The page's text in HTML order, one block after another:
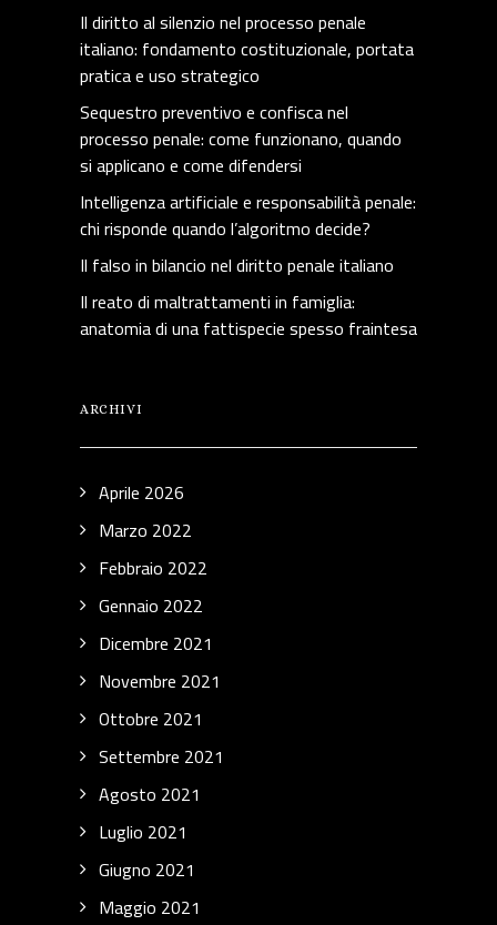
Il diritto al silenzio nel processo penale
italiano: fondamento costituzionale, portata
pratica e uso strategico
Sequestro preventivo e confisca nel
processo penale: come funzionano, quando
si applicano e come difendersi
Intelligenza artificiale e responsabilità penale:
chi risponde quando l’algoritmo decide?
Il falso in bilancio nel diritto penale italiano
Il reato di maltrattamenti in famiglia:
anatomia di una fattispecie spesso fraintesa
ARCHIVI
Aprile 2026
Marzo 2022
Febbraio 2022
Gennaio 2022
Dicembre 2021
Novembre 2021
Ottobre 2021
Settembre 2021
Agosto 2021
Luglio 2021
Giugno 2021
Maggio 2021